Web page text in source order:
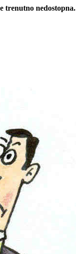
trenutno nedostopna.